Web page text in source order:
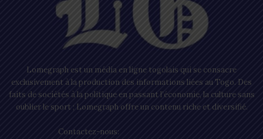
Lomegraph est un média en ligne togolais qui se consacre
exclusivement à la production des informations liées au Togo. Des
faits de sociétés à la politique en passant l’économie, la culture sans
oublier le sport ; Lomegraph offre un contenu riche et diversifié.
Contactez-nous: